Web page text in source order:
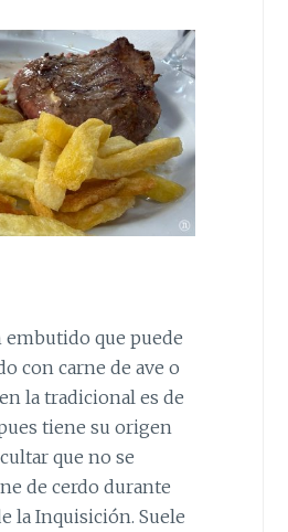
embutido que puede
con carne de ave o
la tradicional es de
tiene su origen
que no se
de cerdo durante
la Inquisición. Suele